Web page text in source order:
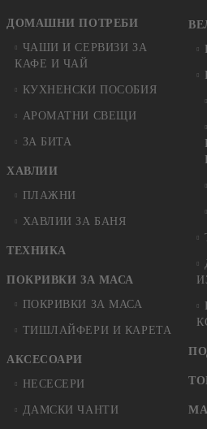
ДОМАШНИ ПОТРЕБИ
ЧАШИ И СЕРВИЗИ ЗА
КАФЕ И ЧАЙ
КУХНЕНСКИ ПОСОБИЯ
АРОМАТНИ СВЕЩИ
ЗА БИТА
ХАВЛИИ
ПЛАЖНИ
ХАВЛИИ ЗА БАНЯ
ТЕХНИКА
ПОКРИВКИ ЗА МАСА
ПОКРИВКИ ЗА МАСА
ТИШЛАЙФЕРИ И КАРЕТА
АКСЕСОАРИ
НЕСЕСЕРИ
ДАМСКИ ЧАНТИ